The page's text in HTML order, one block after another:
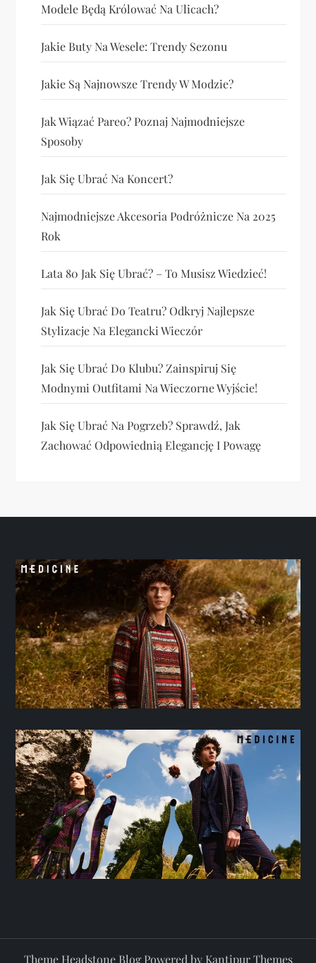
Modele Będą Królować Na Ulicach?
Jakie Buty Na Wesele: Trendy Sezonu
Jakie Są Najnowsze Trendy W Modzie?
Jak Wiązać Pareo? Poznaj Najmodniejsze
Sposoby
Jak Się Ubrać Na Koncert?
Najmodniejsze Akcesoria Podróżnicze Na 2025
Rok
Lata 80 Jak Się Ubrać? – To Musisz Wiedzieć!
Jak Się Ubrać Do Teatru? Odkryj Najlepsze
Stylizacje Na Elegancki Wieczór
Jak Się Ubrać Do Klubu? Zainspiruj Się
Modnymi Outfitami Na Wieczorne Wyjście!
Jak Się Ubrać Na Pogrzeb? Sprawdź, Jak
Zachować Odpowiednią Elegancję I Powagę
Theme Headstone Blog Powered by Kantipur Themes